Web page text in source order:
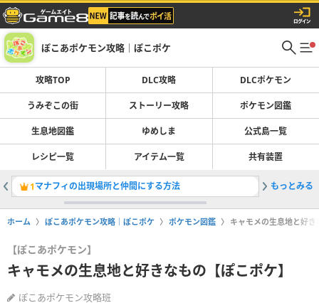
ぽこあポケモン攻略｜ぽこポケ
攻略TOP DLC攻略 DLCポケモン
うみぞこの街 ストーリー攻略 ポケモン図鑑
生息地図鑑 ゆめしま 公式島一覧
レシピ一覧 アイテム一覧 共有装置
1マナフィの出現場所と仲間にする方法 2ポケモ
もっとみる
ホーム ぽこあポケモン攻略｜ぽこポケ ポケモン図鑑 キャモメの生息地と好
【ぽこあポケモン】
キャモメの生息地と好きなもの【ぽこポケ】
ぽこあポケモン攻略班